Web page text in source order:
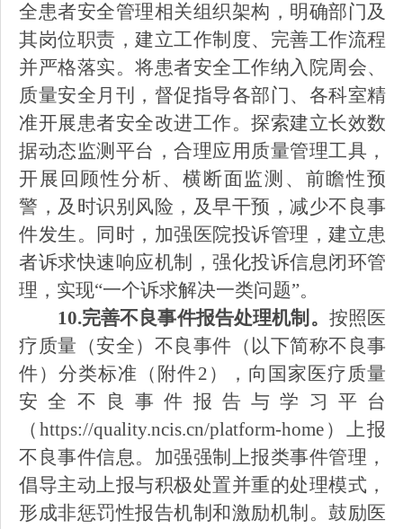
全患者安全管理相关组织架构，明确部门及
其岗位职责，建立工作制度、完善工作流程
并严格落实。将患者安全工作纳入院周会、
质量安全月刊，督促指导各部门、各科室精
准开展患者安全改进工作。探索建立长效数
据动态监测平台，合理应用质量管理工具，
开展回顾性分析、横断面监测、前瞻性预
警，及时识别风险，及早干预，减少不良事
件发生。同时，加强医院投诉管理，建立患
者诉求快速响应机制，强化投诉信息闭环管
理，实现“一个诉求解决一类问题”。
10.完善不良事件报告处理机制。 按照医
疗质量（安全）不良事件（以下简称不良事
件）分类标准（附件2），向国家医疗质量
安全不良事件报告与学习平台
（https://quality.ncis.cn/platform-home）上报
不良事件信息。加强强制上报类事件管理，
倡导主动上报与积极处置并重的处理模式，
形成非惩罚性报告机制和激励机制。鼓励医